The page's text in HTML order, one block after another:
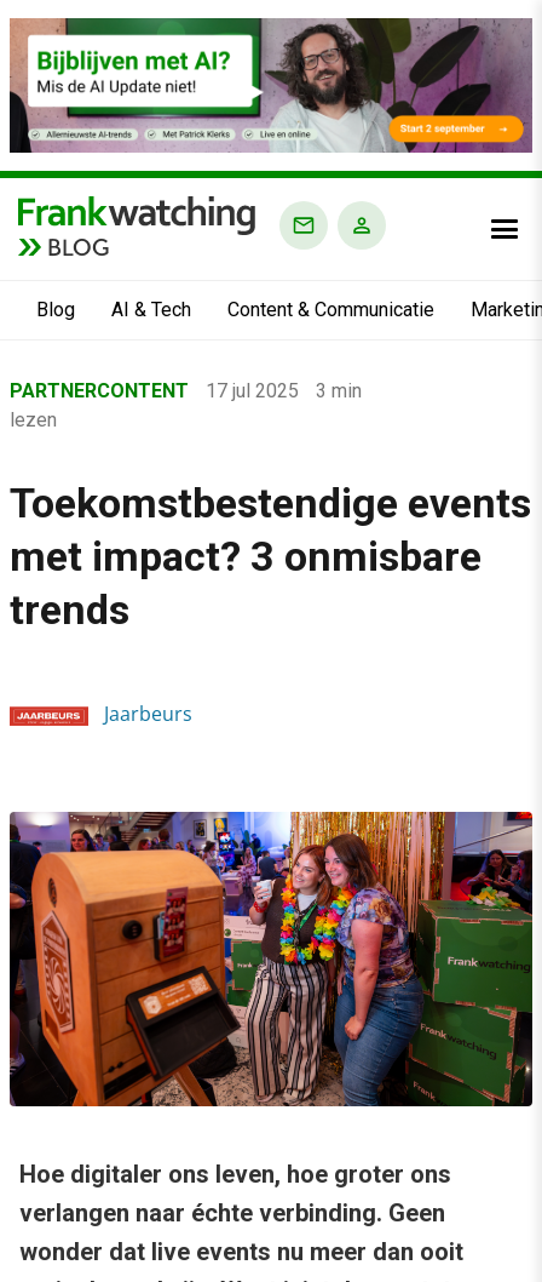
BLOG
Blog AI & Tech Content & Communicatie
›
Content & Communicatie
›
Toekomstbestendige events met impact? 3 onmisbare trends
PARTNERCONTENT 17 jul 2025
3 min
lezen
Toekomstbestendige events
met impact? 3 onmisbare
trends
Jaarbeurs
Hoe digitaler ons leven, hoe groter ons
verlangen naar échte verbinding. Geen
wonder dat live events nu meer dan ooit